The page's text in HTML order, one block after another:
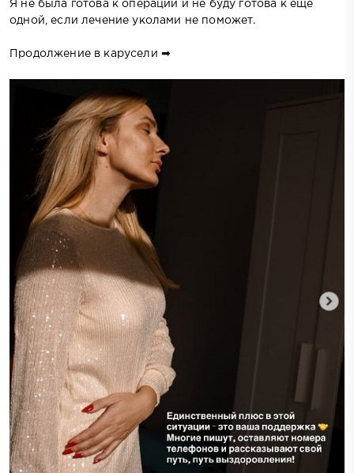
Я не была готова к операции и не буду готова к ещё
одной, если лечение уколами не поможет.
Продолжение в карусели ➡